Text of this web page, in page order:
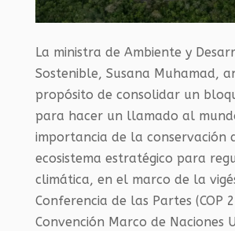
La ministra de Ambiente y
Sostenible, Susana Muhamad,
propósito de consolidar un
para hacer un llamado al
importancia de la conservación
ecosistema estratégico para
climática, en el marco de la
Conferencia de las Partes (COP
Convención Marco de Naciones